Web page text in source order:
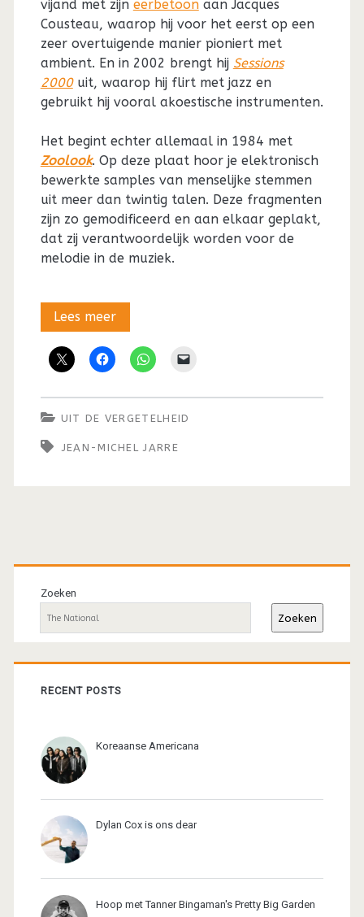
vijand met zijn eerbetoonaan Jacques
Cousteau, waarop hij voor het eerst op een
zeer overtuigende manier pioniert met
ambient. En in 2002 brengt hij Sessions
2000uit, waarop hij flirt met jazz en
gebruikt hij vooral akoestische instrumenten.
Het begint echter allemaal in 1984 met
Zoolook. Op deze plaat hoor je elektronisch
bewerkte samples van menselijke stemmen
uit meer dan twintig talen. Deze fragmenten
zijn zo gemodificeerd en aan elkaar geplakt,
dat zij verantwoordelijk worden voor de
melodie in de muziek.
Lees meerUit
vergetelheid:
UIT DE VERGETELHEID
JEAN-MICHEL JARRE
Primaire
sidebar
Zoeken
Zoeken
RECENT POSTS
Koreaanse Americana
Dylan Cox is ons dear
Hoop met Tanner Bingaman's Pretty Big Garden